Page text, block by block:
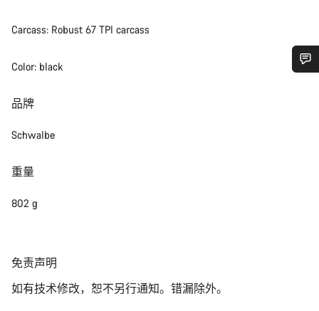
Carcass: Robust 67 TPI carcass
Color: black
品牌
Schwalbe
重量
802 g
免
声
免责声明
如有技术修改，恕不另行通知。错漏除外。